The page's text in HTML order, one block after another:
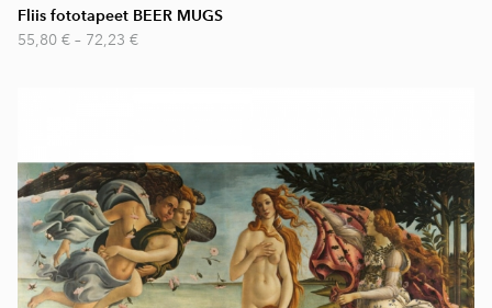
Fliis fototapeet BEER MUGS
55,80 € – 72,23 €